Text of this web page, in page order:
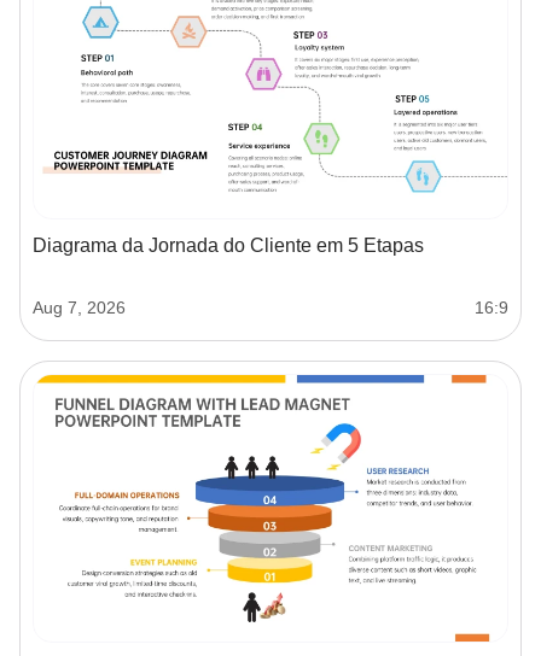
Diagrama da Jornada do Cliente em 5 Etapas
Aug 7, 2026 16:9